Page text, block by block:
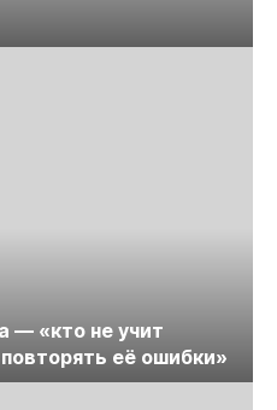
— «кто не учит
её ошибки»